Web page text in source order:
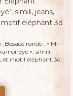
Besace ronde , « Mr
», simili,
et motif éléphant 3d